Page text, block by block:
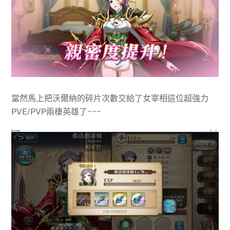
當然馬上把沃爾納的碎片次數交給了女宰相這位超強力
PVE/PVP兩棲英雄了~~~